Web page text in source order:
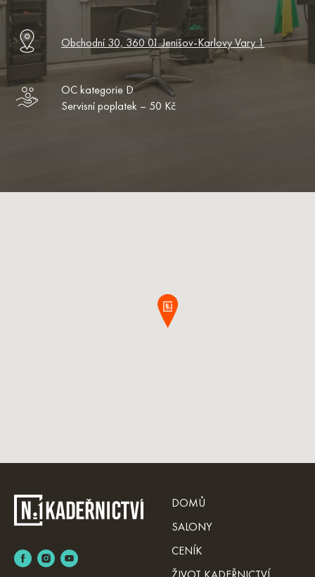
Obchodní 30, 360 01 Jenišov-Karlovy Vary 1
OC kategorie D
Servisní poplatek – 50 Kč
DOMŮ
SALONY
CENÍK